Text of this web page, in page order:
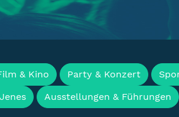
Termine &
& Kino Party & Konzert
Ausstellungen & Führungen